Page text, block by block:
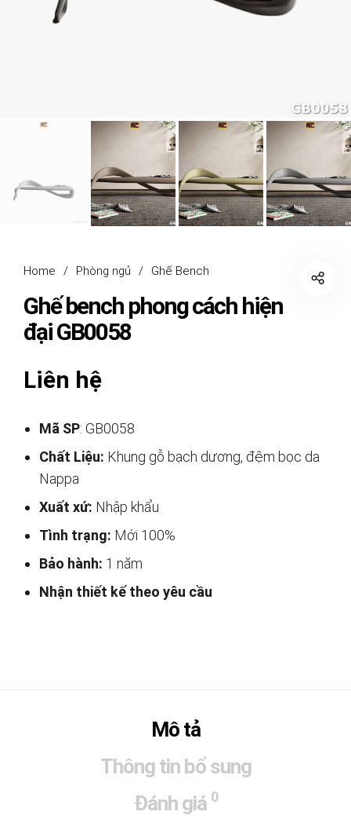
Home / Phòng ngủ / Ghế Bench
Ghế bench phong cách hiện
đại GB0058
Liên hệ
Mã SP: GB0058
Chất Liệu: Khung gỗ bạch dương, đệm bọc da
Nappa
Xuất xứ: Nhập khẩu
Tình trạng: Mới 100%
Bảo hành: 1 năm
Nhận thiết kế theo yêu cầu
Mô tả
Thông tin bổ sung
Đánh giá 0